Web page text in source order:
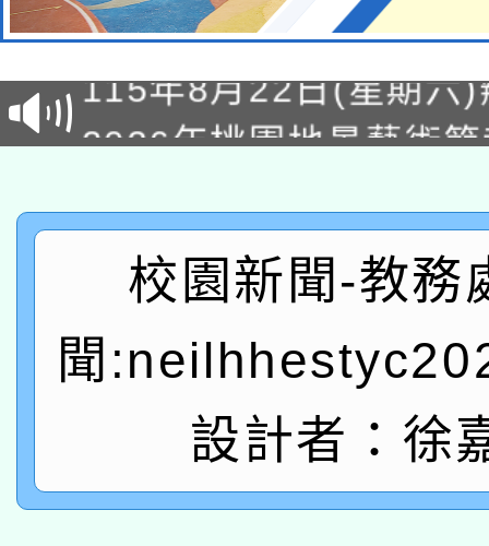
轉知經濟部水利署委託
業技術研究院辦理「
用水績優單位及節水達
動」
115年8月22日(星期六
桃園市孔廟祈福系列
2026年桃園地景藝術
關事宜
轉知教育部國民及學前
國立臺灣師範大學辦
年度健康促進學校輔導
業成長研習」實施計畫
函轉國家教育研究院
原住民族教育政策研討
族教育國際趨勢與發展
轉知教育部國民及學前
新北市政府教育局辦
師專業成長研習實施
函轉國立臺灣師範大學
族語言臺北學習中心
轉知有關國立成功大學
文教學共融平台-教案
教育部國民及學前教育
校園新聞-教務
聞
設計者：徐